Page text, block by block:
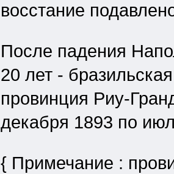
восстание
После падения
20 лет - бразильская
провинция Риу-
декабря 1893 по
{ Примечание :